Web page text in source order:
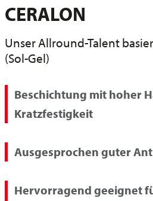
CERALON
Unser Allround-Talent
(Sol-Gel)
Beschichtung mit hoher
Kratzfestigkeit
Ausgesprochen guter
Hervorragend geeignet